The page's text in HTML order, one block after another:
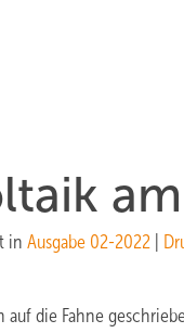
in Ausgabe 02-2022
auf die Fahne